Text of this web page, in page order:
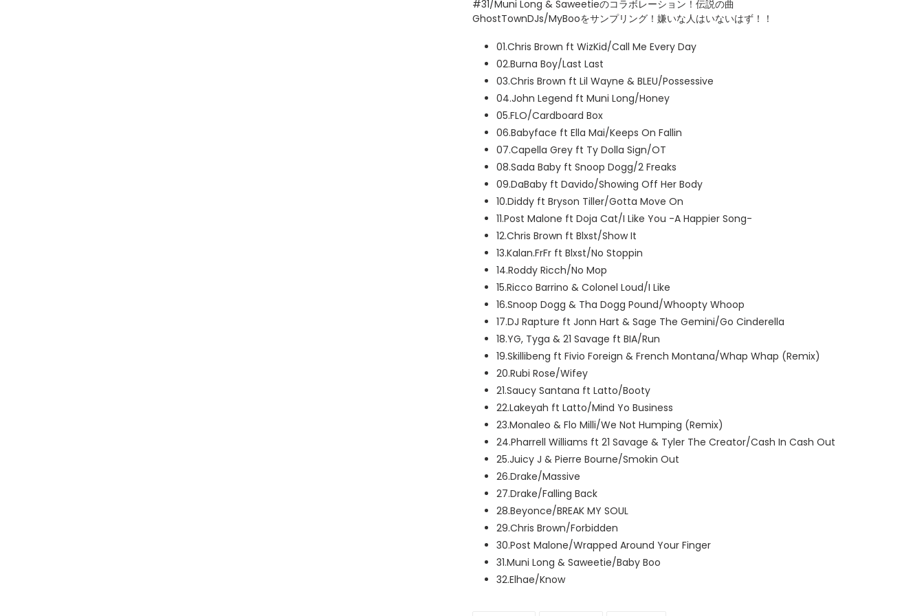
#31/Muni Long & Saweetieのコラボレーション！伝説の曲
GhostTownDJs/MyBooをサンプリング！嫌いな人はいないはず！！
01.Chris Brown ft WizKid/Call Me Every Day
02.Burna Boy/Last Last
03.Chris Brown ft Lil Wayne & BLEU/Possessive
04.John Legend ft Muni Long/Honey
05.FLO/Cardboard Box
06.Babyface ft Ella Mai/Keeps On Fallin
07.Capella Grey ft Ty Dolla Sign/OT
08.Sada Baby ft Snoop Dogg/2 Freaks
09.DaBaby ft Davido/Showing Off Her Body
10.Diddy ft Bryson Tiller/Gotta Move On
11.Post Malone ft Doja Cat/I Like You -A Happier Song-
12.Chris Brown ft Blxst/Show It
13.Kalan.FrFr ft Blxst/No Stoppin
14.Roddy Ricch/No Mop
15.Ricco Barrino & Colonel Loud/I Like
16.Snoop Dogg & Tha Dogg Pound/Whoopty Whoop
17.DJ Rapture ft Jonn Hart & Sage The Gemini/Go Cinderella
18.YG, Tyga & 21 Savage ft BIA/Run
19.Skillibeng ft Fivio Foreign & French Montana/Whap Whap (Remix)
20.Rubi Rose/Wifey
21.Saucy Santana ft Latto/Booty
22.Lakeyah ft Latto/Mind Yo Business
23.Monaleo & Flo Milli/We Not Humping (Remix)
24.Pharrell Williams ft 21 Savage & Tyler The Creator/Cash In Cash Out
25.Juicy J & Pierre Bourne/Smokin Out
26.Drake/Massive
27.Drake/Falling Back
28.Beyonce/BREAK MY SOUL
29.Chris Brown/Forbidden
30.Post Malone/Wrapped Around Your Finger
31.Muni Long & Saweetie/Baby Boo
32.Elhae/Know